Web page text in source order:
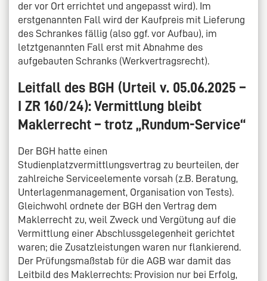
der vor Ort errichtet und angepasst wird). Im
erstgenannten Fall wird der Kaufpreis mit Lieferung
des Schrankes fällig (also ggf. vor Aufbau), im
letztgenannten Fall erst mit Abnahme des
aufgebauten Schranks (Werkvertragsrecht).
Leitfall des BGH (Urteil v. 05.06.2025 –
I ZR 160/24): Vermittlung bleibt
Maklerrecht – trotz „Rundum-Service“
Der BGH hatte einen
Studienplatzvermittlungsvertrag zu beurteilen, der
zahlreiche Serviceelemente vorsah (z.B. Beratung,
Unterlagenmanagement, Organisation von Tests).
Gleichwohl ordnete der BGH den Vertrag dem
Maklerrecht zu, weil Zweck und Vergütung auf die
Vermittlung einer Abschlussgelegenheit gerichtet
waren; die Zusatzleistungen waren nur flankierend.
Der Prüfungsmaßstab für die AGB war damit das
Leitbild des Maklerrechts: Provision nur bei Erfolg,